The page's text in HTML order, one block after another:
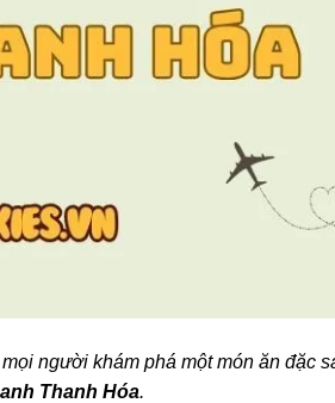
người khám phá một món ăn đặc
Thanh Hóa.